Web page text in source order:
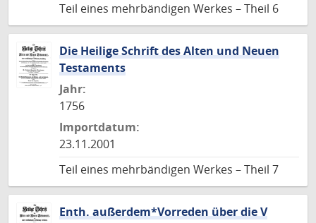
Teil eines mehrbändigen Werkes – Theil 6
Die Heilige Schrift des Alten und Neuen
Testaments
Jahr:
1756
Importdatum:
23.11.2001
Teil eines mehrbändigen Werkes – Theil 7
Enth. außerdem*Vorreden über die V